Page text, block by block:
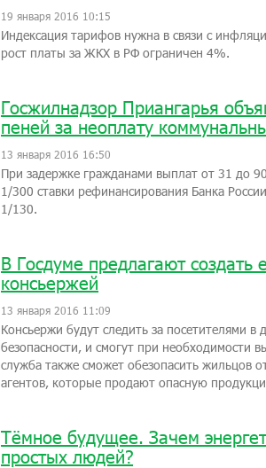
19 января 2016 10:15
Индексация тарифов нужна в связи с
рост платы за ЖКХ в РФ ограничен 4%.
Госжилнадзор Приангарья
пеней за неоплату
13 января 2016 16:50
При задержке гражданами выплат от 31 до
1/300 ставки рефинансирования Банка
1/130.
В Госдуме предлагают создать
консьержей
13 января 2016 11:09
Консьержи будут следить за посетителями в
безопасности, и смогут при необходимости
служба также сможет обезопасить жильцов
агентов, которые продают опасную
Тёмное будущее. Зачем
простых людей?